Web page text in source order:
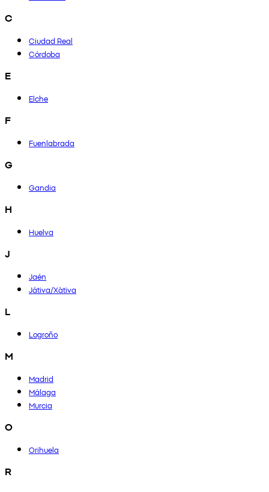
C
Ciudad Real
Córdoba
E
Elche
F
Fuenlabrada
G
Gandia
H
Huelva
J
Jaén
Játiva/Xàtiva
L
Logroño
M
Madrid
Málaga
Murcia
O
Orihuela
R